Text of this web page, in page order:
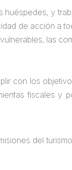
y
de acción a
las
con los
fiscales y
del